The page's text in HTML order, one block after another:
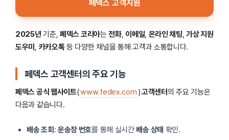
페덱스 고객지원
2025년 기준, 페덱스 코리아는전화, 이메일, 온라인 채팅,가상 지원
도우미 , 카카오톡등 다양한 채널을 통해 고객과 소통합니다.
페덱스 고객센터의 주요 기능
페덱스 공식 웹사이트(www.fedex.com )고객센터의 주요 기능은
다음과 같습니다.
배송 조회 : 운송장 번호를 통해 실시간 배송 상태 확인.